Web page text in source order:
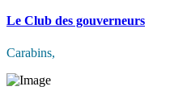
Le Club des gouverneurs
Carabins,